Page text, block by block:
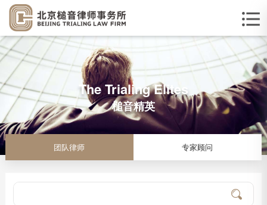
The Trialing Elites
槌音精英
团队律师 专家顾问